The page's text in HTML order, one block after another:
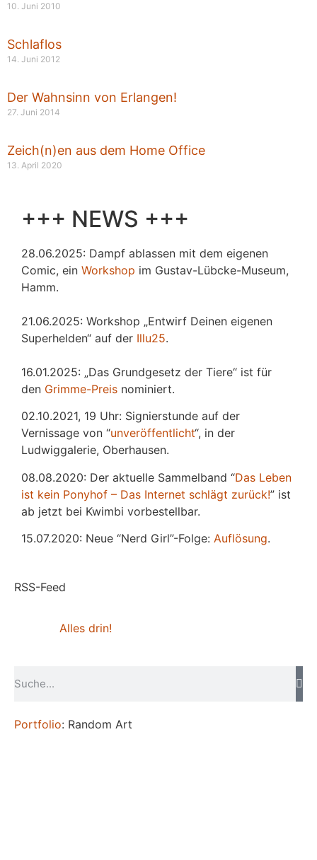
10. Juni 2010
Schlaflos
14. Juni 2012
Der Wahnsinn von Erlangen!
27. Juni 2014
Zeich(n)en aus dem Home Office
13. April 2020
+++ NEWS +++
28.06.2025: Dampf ablassen mit dem eigenen
Comic, ein Workshop im Gustav-Lübcke-Museum,
Hamm.
21.06.2025: Workshop „Entwirf Deinen eigenen
Superhelden“ auf der Illu25.
16.01.2025: „Das Grundgesetz der Tiere“ ist für
den Grimme-Preis nominiert.
02.10.2021, 19 Uhr: Signierstunde auf der
Vernissage von “unveröffentlicht“, in der
Ludwiggalerie, Oberhausen.
08.08.2020: Der aktuelle Sammelband “Das Leben
ist kein Ponyhof – Das Internet schlägt zurück!” ist
ab jetzt bei Kwimbi vorbestellbar.
15.07.2020: Neue “Nerd Girl”-Folge: Auflösung.
RSS-Feed
Alles drin!
Portfolio: Random Art